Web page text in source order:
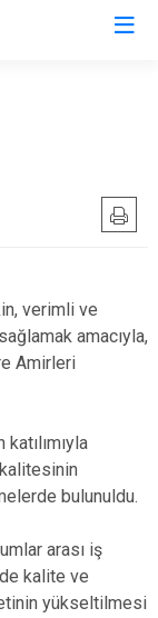
verimli ve
amacıyla,
Amirleri
bulunuldu.
arası iş
kalite ve
yükseltilmesi